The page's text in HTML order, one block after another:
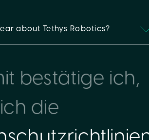
about Tethys Robotics?
bestätige ich,
die